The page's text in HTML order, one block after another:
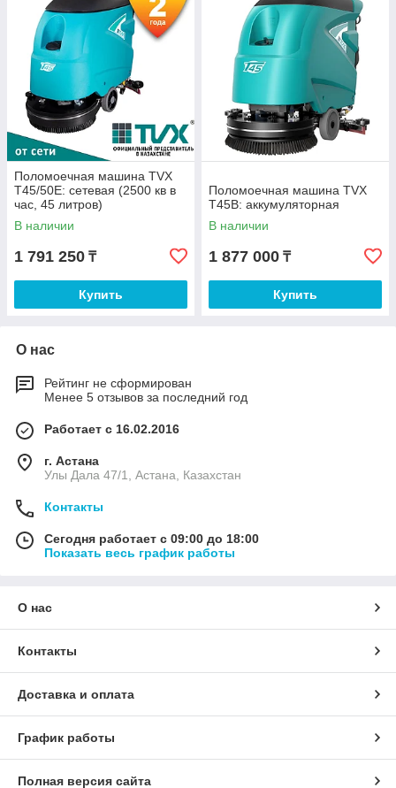
Поломоечная машина TVX
T45/50Е: сетевая (2500 кв в
час, 45 литров)
В наличии
1 791 250 ₸
Купить
Поломоечная машина TVX
T45B: аккумуляторная
В наличии
1 877 000 ₸
Купить
О нас
Рейтинг не сформирован
Менее 5 отзывов за последний год
Работает с 16.02.2016
г. Астана
Улы Дала 47/1, Астана, Казахстан
Контакты
Сегодня работает с 09:00 до 18:00
Показать весь график работы
О нас
Контакты
Доставка и оплата
График работы
Полная версия сайта